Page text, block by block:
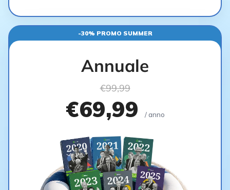
-30% PROMO SUMMER
Annuale
€99,99
€69,99 / anno